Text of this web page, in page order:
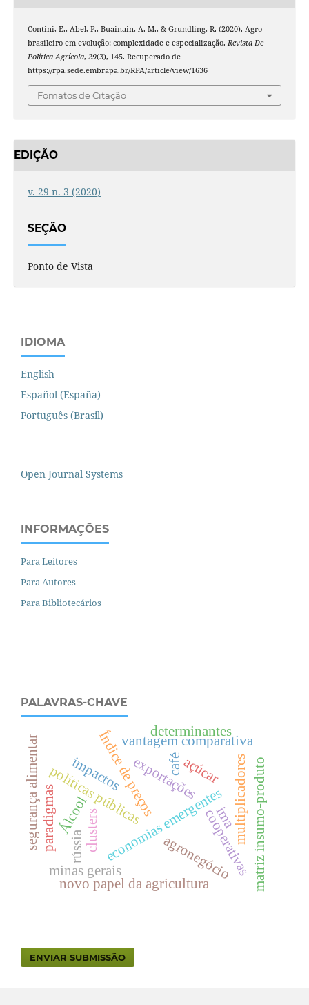
Contini, E., Abel, P., Buainain, A. M., & Grundling, R. (2020). Agro
brasileiro em evolução: complexidade e especialização. Revista De
Política Agrícola, 29(3), 145. Recuperado de
https://rpa.sede.embrapa.br/RPA/article/view/1636
Fomatos de Citação
EDIÇÃO
v. 29 n. 3 (2020)
SEÇÃO
Ponto de Vista
IDIOMA
English
Español (España)
Português (Brasil)
Open Journal Systems
INFORMAÇÕES
Para Leitores
Para Autores
Para Bibliotecários
PALAVRAS-CHAVE
economias emergentes
políticas públicas
segurança alimentar Índice de preços açúcar
Álcool
exportações
vantagem comparativa
cooperativas
impactos matriz insumo-produto
multiplicadores
agronegócio
minas gerais
café
novo papel da agricultura
clusters ima
determinantes
paradigmas rússia
ENVIAR SUBMISSÃO